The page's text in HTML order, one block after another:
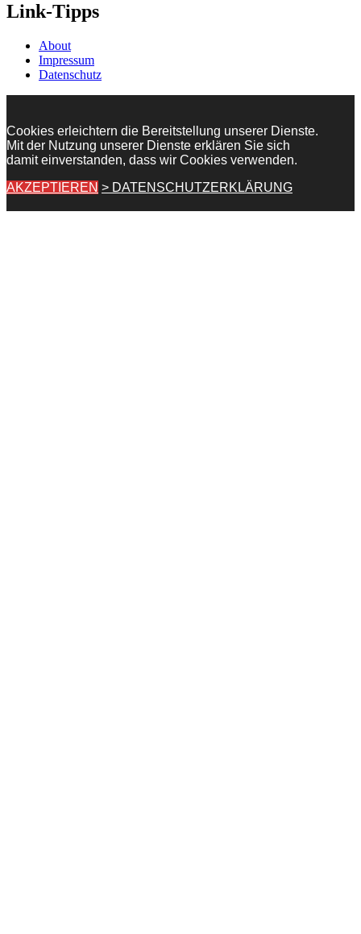
Link-Tipps
About
Impressum
Datenschutz
Cookies erleichtern die Bereitstellung unserer Dienste.
Mit der Nutzung unserer Dienste erklären Sie sich
damit einverstanden, dass wir Cookies verwenden.
AKZEPTIEREN > DATENSCHUTZERKLÄRUNG